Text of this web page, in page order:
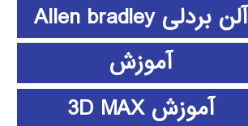
آلن بردلی Allen bradley
آموزش
آموزش 3D MAX